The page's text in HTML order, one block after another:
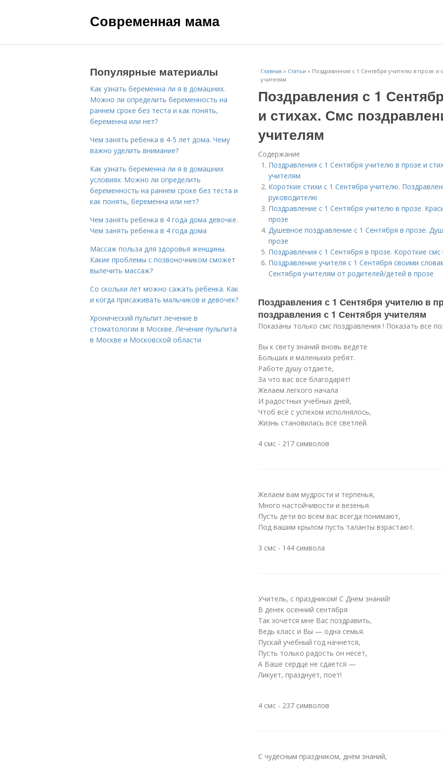
Современная мама
Главная » Статьи » Поздравления с 1 Сентября учителю в прозе и
учителям
Поздравления с 1
и стихах. Смс
учителям
Содержание
Поздравления с 1 Сентября учителю в прозе и
учителям
Короткие стихи с 1 Сентября учителю.
руководителю
Поздравление с 1 Сентября учителю в прозе.
прозе
Душевное поздравление с 1 Сентября в прозе.
прозе
Поздравления с 1 Сентября в прозе. Короткие
Поздравление учителя с 1 Сентября своими
Сентября учителям от родителей/детей в прозе
Поздравления с 1 Сентября учителю в
поздравления с 1 Сентября учителям
Показаны только смс поздравления ! Показать все
Вы к свету знаний вновь ведете
Больших и маленьких ребят.
Работе душу отдаете,
За что вас все благодарят!
Желаем легкого начала
И радостных учебных дней,
Чтоб всё с успехом исполнялось,
Жизнь становилась всё светлей.
4 смс - 217 символов
Желаем вам мудрости и терпенья,
Много настойчивости и везенья.
Пусть дети во всем вас всегда понимают,
Под вашим крылом пусть таланты взрастают.
3 смс - 144 символа
Учитель, с праздником! С Днем знаний!
В денек осенний сентября
Так хочется мне Вас поздравить,
Ведь класс и Вы — одна семья.
Пускай учебный год начнется,
Пусть только радость он несет,
А Ваше сердце не сдается —
Ликует, празднует, поет!
4 смс - 237 символов
С чудесным праздником, днем знаний,
Популярные материалы
Как узнать беременна ли я в домашних.
Можно ли определить беременность на
раннем сроке без теста и как понять,
беременна или нет?
Чем занять ребенка в 4-5 лет дома. Чему
важно уделить внимание?
Как узнать беременна ли я в домашних
условиях. Можно ли определить
беременность на раннем сроке без теста и
как понять, беременна или нет?
Чем занять ребенка в 4 года дома девочке.
Чем занять ребенка в 4 года дома
Массаж польза для здоровья женщины.
Какие проблемы с позвоночником сможет
вылечить массаж?
Со скольки лет можно сажать ребенка. Как
и когда присаживать мальчиков и девочек?
Хронический пульпит лечение в
стоматологии в Москве. Лечение пульпита
в Москве и Московской области